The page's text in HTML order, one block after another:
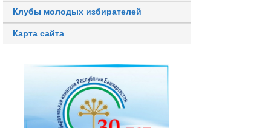
Клубы молодых избирателей
Карта сайта